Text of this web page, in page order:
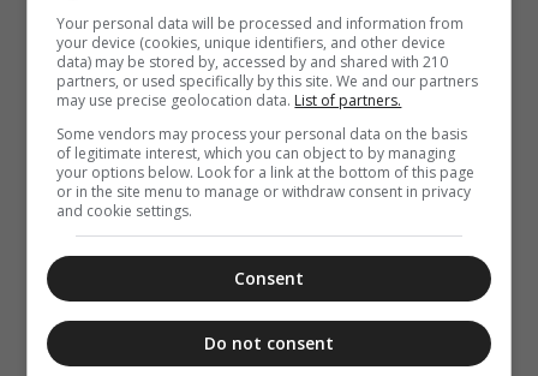
Your personal data will be processed and information from
your device (cookies, unique identifiers, and other device
data) may be stored by, accessed by and shared with 210
partners, or used specifically by this site. We and our partners
may use precise geolocation data. List of partners.
Some vendors may process your personal data on the basis
of legitimate interest, which you can object to by managing
your options below. Look for a link at the bottom of this page
or in the site menu to manage or withdraw consent in privacy
and cookie settings.
Consent
Do not consent